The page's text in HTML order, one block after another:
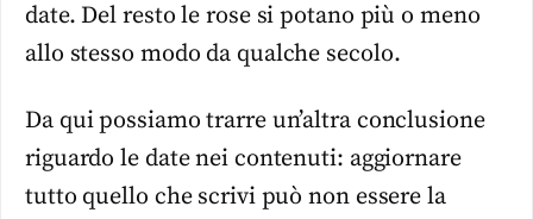
date. Del resto le rose si potano più o meno
allo stesso modo da qualche secolo.
Da qui possiamo trarre un’altra conclusione
riguardo le date nei contenuti: aggiornare
tutto quello che scrivi può non essere la